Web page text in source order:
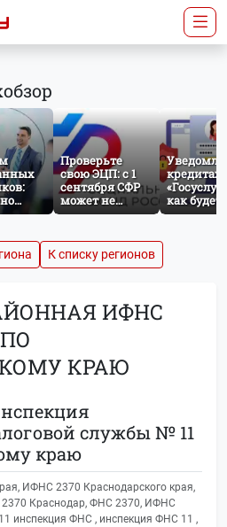
Проверьте
свою ЭЦП: с 1
сентября СФР
может не
принять
нужного
атрибута в
сертификате
кредитах
как будет
работать
К списку регионов
ИФНС
КРАЮ
службы № 11
краю
ИФНС 2370 Краснодарского края,
Краснодар, ФНС 2370, ИФНС
инспекция ФНС , инспекция ФНС 11 ,